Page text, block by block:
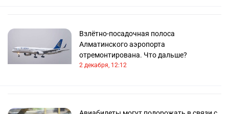
Взлётно-посадочная полоса
Алматинского аэропорта
отремонтирована. Что дальше?
2 декабря, 12:12